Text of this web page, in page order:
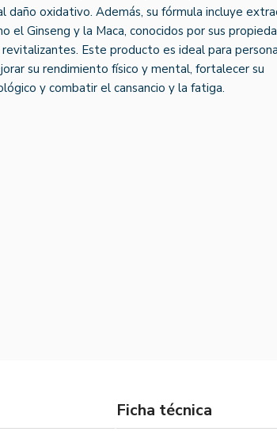
daño oxidativo. Además, su fórmula incluye
el Ginseng y la Maca, conocidos por sus
Este producto es ideal para
su rendimiento físico y mental, fortalecer su
y combatir el cansancio y la fatiga.
Ficha técnica